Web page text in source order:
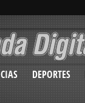
DEPORTES